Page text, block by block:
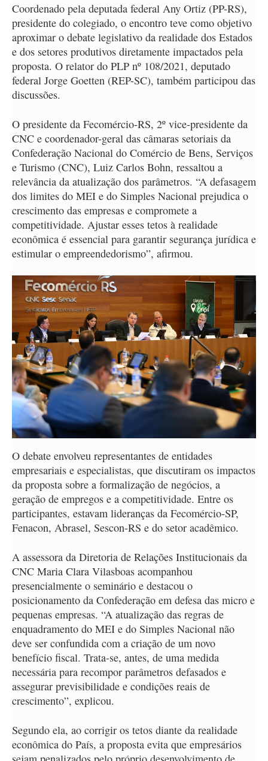
Coordenado pela deputada federal Any Ortiz (PP-RS),
presidente do colegiado, o encontro teve como objetivo
aproximar o debate legislativo da realidade dos Estados
e dos setores produtivos diretamente impactados pela
proposta. O relator do PLP nº 108/2021, deputado
federal Jorge Goetten (REP-SC), também participou das
discussões.
O presidente da Fecomércio-RS, 2º vice-presidente da
CNC e coordenador-geral das câmaras setoriais da
Confederação Nacional do Comércio de Bens, Serviços
e Turismo (CNC), Luiz Carlos Bohn, ressaltou a
relevância da atualização dos parâmetros. “A defasagem
dos limites do MEI e do Simples Nacional prejudica o
crescimento das empresas e compromete a
competitividade. Ajustar esses tetos à realidade
econômica é essencial para garantir segurança jurídica e
estimular o empreendedorismo”, afirmou.
O debate envolveu representantes de entidades
empresariais e especialistas, que discutiram os impactos
da proposta sobre a formalização de negócios, a
geração de empregos e a competitividade. Entre os
participantes, estavam lideranças da Fecomércio-SP,
Fenacon, Abrasel, Sescon-RS e do setor acadêmico.
A assessora da Diretoria de Relações Institucionais da
CNC Maria Clara Vilasboas acompanhou
presencialmente o seminário e destacou o
posicionamento da Confederação em defesa das micro e
pequenas empresas. “A atualização das regras de
enquadramento do MEI e do Simples Nacional não
deve ser confundida com a criação de um novo
benefício fiscal. Trata-se, antes, de uma medida
necessária para recompor parâmetros defasados e
assegurar previsibilidade e condições reais de
crescimento”, explicou.
Segundo ela, ao corrigir os tetos diante da realidade
econômica do País, a proposta evita que empresários